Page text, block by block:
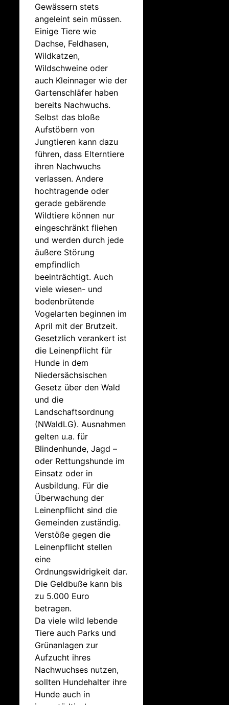
Gewässern stets
angeleint sein müssen.
Einige Tiere wie
Dachse, Feldhasen,
Wildkatzen,
Wildschweine oder
auch Kleinnager wie der
Gartenschläfer haben
bereits Nachwuchs.
Selbst das bloße
Aufstöbern von
Jungtieren kann dazu
führen, dass Elterntiere
ihren Nachwuchs
verlassen. Andere
hochtragende oder
gerade gebärende
Wildtiere können nur
eingeschränkt fliehen
und werden durch jede
äußere Störung
empfindlich
beeinträchtigt. Auch
viele wiesen- und
bodenbrütende
Vogelarten beginnen im
April mit der Brutzeit.
Gesetzlich verankert ist
die Leinenpflicht für
Hunde in dem
Niedersächsischen
Gesetz über den Wald
und die
Landschaftsordnung
(NWaldLG). Ausnahmen
gelten u.a. für
Blindenhunde, Jagd –
oder Rettungshunde im
Einsatz oder in
Ausbildung. Für die
Überwachung der
Leinenpflicht sind die
Gemeinden zuständig.
Verstöße gegen die
Leinenpflicht stellen
eine
Ordnungswidrigkeit dar.
Die Geldbuße kann bis
zu 5.000 Euro
betragen.
Da viele wild lebende
Tiere auch Parks und
Grünanlagen zur
Aufzucht ihres
Nachwuchses nutzen,
sollten Hundehalter ihre
Hunde auch in